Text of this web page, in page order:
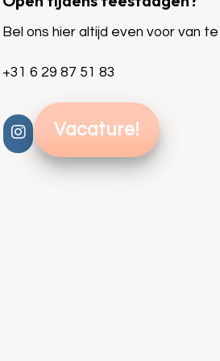
Bel ons hier altijd even voor van
+31 6 29 87 51 83
Vacature!